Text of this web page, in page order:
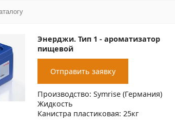
Энерджи. Тип 1 - ароматизатор
пищевой
Отправить заявку
Производство: Symrise (Германия)
Жидкость
Канистра пластиковая: 25кг